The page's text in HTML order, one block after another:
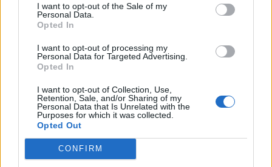
I want to opt-out of the Sale of my
Personal Data.
Opted In
I want to opt-out of processing my
Personal Data for Targeted Advertising.
Opted In
I want to opt-out of Collection, Use,
Retention, Sale, and/or Sharing of my
Personal Data that Is Unrelated with the
Purposes for which it was collected.
Opted Out
CONFIRM
GÖR SÅ HÄR
Sätt ugnen på 175 grader under-och övervärmen.
Klä en form med löstagbar kant, 24 cm i diameter med
bakplåtspapper.
Skala och skär äpplen i små bitar. Lägg äpplen i en skål
och blanda med kanel, socker och kardemumman. Ställ
åt sidan.
Smält smör i en kastrull. Dra bort av värmen och tillsätt
Vispa ägg och socker pösigt i en bunke. Sikta ner de